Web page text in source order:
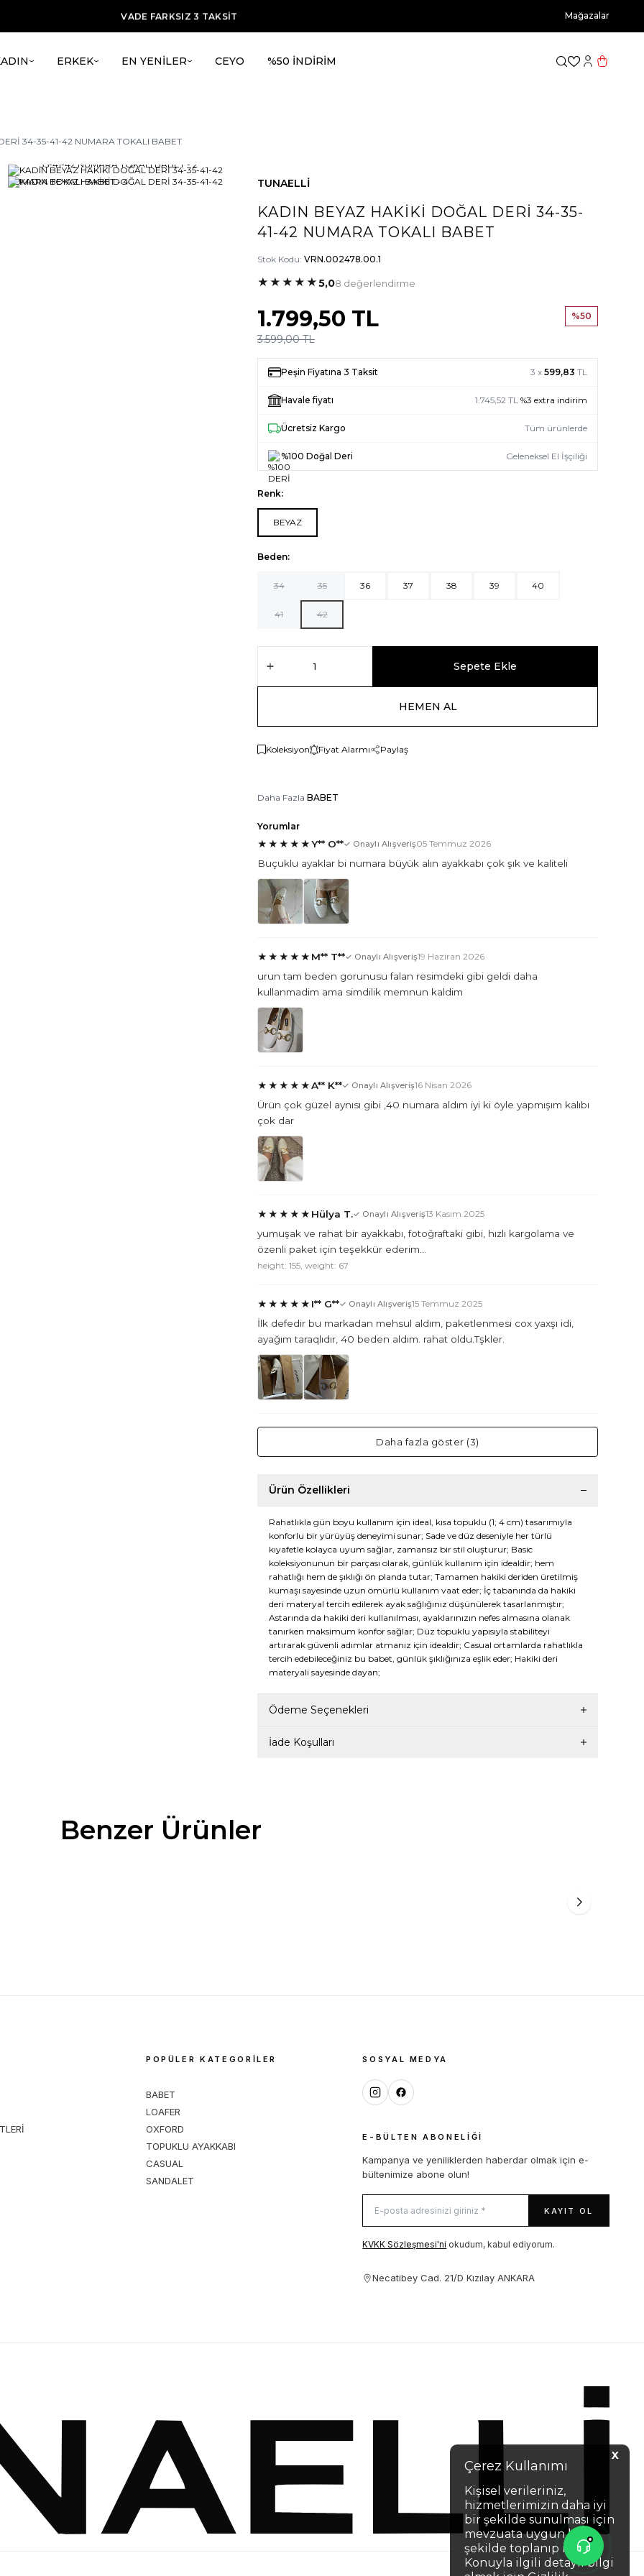
X
Çerez Kullanımı
Kişisel verileriniz,
hizmetlerimizin daha iyi
bir şekilde sunulması için
mevzuata uygun bir
şekilde toplanıp işlenir.
Konuyla ilgili detaylı bilgi
VADE FARKSIZ 3 TAKSİT
TÜM ÜRÜNLERDE %20 İNDİRİM + ilk alışverşie %15 indirim
Mağazalar
ERKEK EN YENİLER CEYO %50 İNDİRİM Favorilerim
Hesabım
Sepetim
34-35-41-42 NUMARA TOKALI BABET
TUNAELLİ
KADIN BEYAZ HAKİKİ DOĞAL DERİ 34-35-
41-42 NUMARA TOKALI BABET
Stok Kodu: VRN.002478.00.1
★ ★ ★ ★ ★5,08 değerlendirme
3.599,00TL
1.799,50 TL %50
Peşin Fiyatına 3 Taksit 3 x 599,83 TL
Havale fiyatı 1.745,52 TL %3 extra indirim
Ücretsiz Kargo Tüm ürünlerde
%100 Doğal Deri Geleneksel El İşçiliği
Renk:
BEYAZ
Beden:
34 35 36 37 38 39 40
41 42
Sepete Ekle
HEMEN AL
Koleksiyon Fiyat Alarmı Paylaş
Daha Fazla BABET
Yorumlar
★ ★ ★ ★ ★Y** O**✓ Onaylı Alışveriş05 Temmuz 2026
Buçuklu ayaklar bi numara büyük alın ayakkabı çok şık ve kaliteli
★ ★ ★ ★ ★ M** T**✓ Onaylı Alışveriş19 Haziran 2026
urun tam beden gorunusu falan resimdeki gibi geldi daha
kullanmadim ama simdilik memnun kaldim
★ ★ ★ ★ ★A** K**✓ Onaylı Alışveriş16 Nisan 2026
Ürün çok güzel aynısı gibi ,40 numara aldım iyi ki öyle yapmışım kalıbı
çok dar
★ ★ ★ ★ ★ Hülya T.✓ Onaylı Alışveriş13 Kasım 2025
yumuşak ve rahat bir ayakkabı, fotoğraftaki gibi, hızlı kargolama ve
özenli paket için teşekkür ederim...
height: 155, weight: 67
★ ★ ★ ★ ★ I** G**✓ Onaylı Alışveriş15 Temmuz 2025
İlk defedir bu markadan mehsul aldım, paketlenmesi cox yaxşı idi,
ayağım taraqlıdır, 40 beden aldım. rahat oldu.Tşkler.
Daha fazla göster (3)
Ürün Özellikleri
Rahatlıkla gün boyu kullanım için ideal, kısa topuklu (1; 4 cm) tasarımıyla
konforlu bir yürüyüş deneyimi sunar; Sade ve düz deseniyle her türlü
kıyafetle kolayca uyum sağlar, zamansız bir stil oluşturur; Basic
koleksiyonunun bir parçası olarak, günlük kullanım için idealdir; hem
rahatlığı hem de şıklığı ön planda tutar; Tamamen hakiki deriden üretilmiş
kumaşı sayesinde uzun ömürlü kullanım vaat eder; İç tabanında da hakiki
deri materyal tercih edilerek ayak sağlığınız düşünülerek tasarlanmıştır;
Astarında da hakiki deri kullanılması, ayaklarınızın nefes almasına olanak
tanırken maksimum konfor sağlar; Düz topuklu yapısıyla stabiliteyi
artırarak güvenli adımlar atmanız için idealdir; Casual ortamlarda rahatlıkla
tercih edebileceğiniz bu babet, günlük şıklığınıza eşlik eder; Hakiki deri
materyali sayesinde dayan;
Ödeme Seçenekleri
İade Koşulları
Benzer Ürünler
POPÜLER KATEGORİLER
BABET
LOAFER
OXFORD
TOPUKLU AYAKKABI
CASUAL
SANDALET
SOSYAL MEDYA
E-BÜLTEN ABONELIĞI
Kampanya ve yeniliklerden haberdar olmak için e-
bültenimize abone olun!
KAYIT OL
KVKK Sözleşmesi'ni okudum, kabul ediyorum.
Necatibey Cad. 21/D Kızılay ANKARA